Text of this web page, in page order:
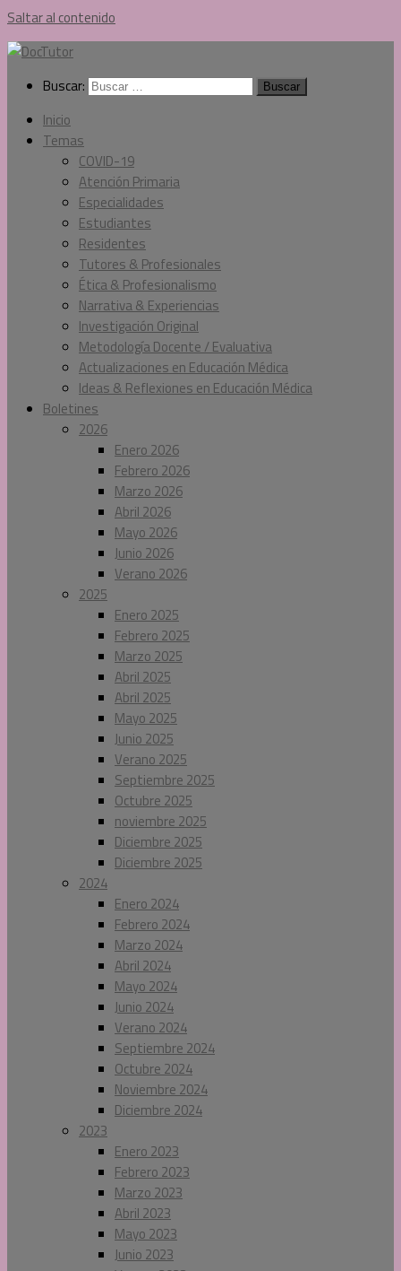
Saltar al contenido
Buscar:
Inicio
Temas
COVID-19
Atención Primaria
Especialidades
Estudiantes
Residentes
Tutores & Profesionales
Ética & Profesionalismo
Narrativa & Experiencias
Investigación Original
Metodología Docente / Evaluativa
Actualizaciones en Educación Médica
Ideas & Reflexiones en Educación Médica
Boletines
2026
Enero 2026
Febrero 2026
Marzo 2026
Abril 2026
Mayo 2026
Junio 2026
Verano 2026
2025
Enero 2025
Febrero 2025
Marzo 2025
Abril 2025
Abril 2025
Mayo 2025
Junio 2025
Verano 2025
Septiembre 2025
Octubre 2025
noviembre 2025
Diciembre 2025
Diciembre 2025
2024
Enero 2024
Febrero 2024
Marzo 2024
Abril 2024
Mayo 2024
Junio 2024
Verano 2024
Septiembre 2024
Octubre 2024
Noviembre 2024
Diciembre 2024
2023
Enero 2023
Febrero 2023
Marzo 2023
Abril 2023
Mayo 2023
Junio 2023